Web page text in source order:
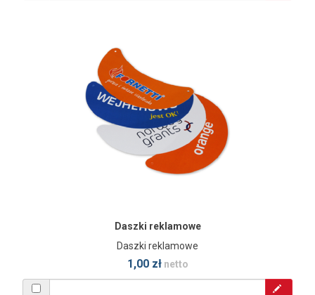
Daszki reklamowe
Daszki reklamowe
1,00 złnetto